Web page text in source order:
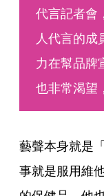
代言記者會
人代言的成
力在幫品牌
也非常渴望
藝聲本身就是
事就是服用維